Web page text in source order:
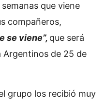
que viene
compañeros,
se viene”, que será
Argentinos de 25 de
grupo los recibió muy